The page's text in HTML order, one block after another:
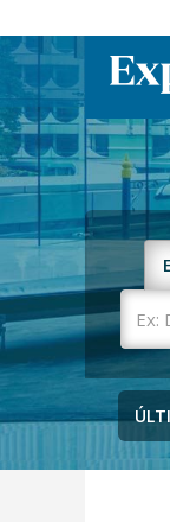
Ex:
de